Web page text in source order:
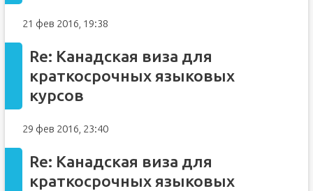
21 фев 2016, 19:38
Re: Канадская виза для
краткосрочных языковых
курсов
29 фев 2016, 23:40
Re: Канадская виза для
краткосрочных языковых